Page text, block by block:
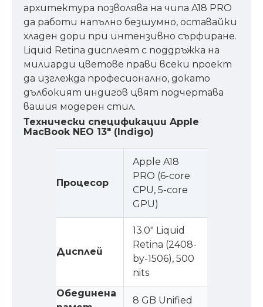
архитектура позволява на чипа A18 PRO
да работи напълно безшумно, оставайки
хладен дори при интензивно сърфиране.
Liquid Retina дисплеят с поддръжка на
милиарди цветове прави всеки проект
да изглежда професионално, докато
дълбокият индигов цвят подчертава
вашия модерен стил.
Технически спецификации Apple
MacBook NEO 13" (Indigo)
Процесор
Apple A18
PRO (6-core
CPU, 5-core
GPU)
Дисплей
13.0" Liquid
Retina (2408-
by-1506), 500
nits
Обединена
8 GB Unified